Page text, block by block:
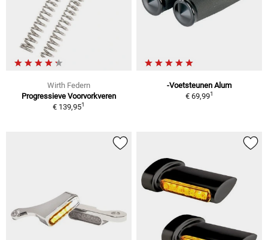
Wirth Federn
Progressieve Voorvorkveren
€ 139,951
-Voetsteunen Alum
€ 69,991